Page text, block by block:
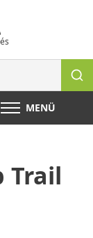
MENÜ
Trail